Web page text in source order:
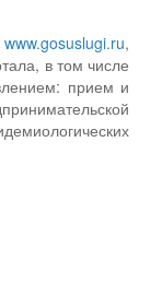
www.gosuslugi.ru,
в том числе
прием и